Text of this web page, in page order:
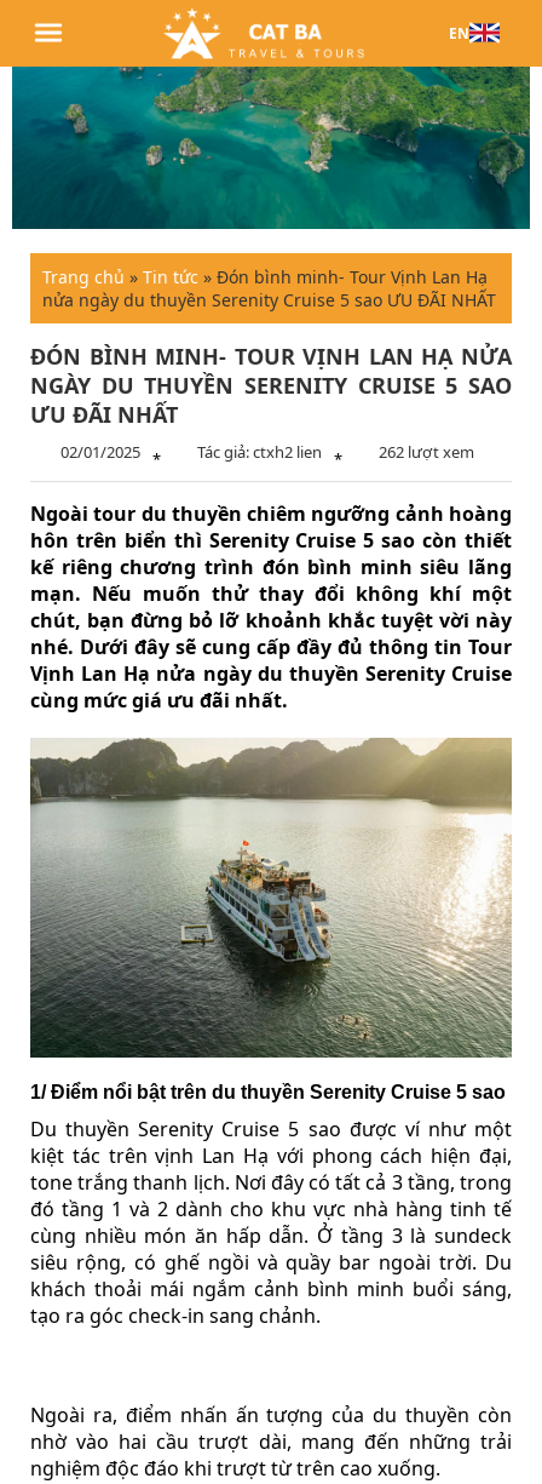
EN
Trang chủ » Tin tức » Đón bình minh- Tour Vịnh Lan Hạ
nửa ngày du thuyền Serenity Cruise 5 sao ƯU ĐÃI NHẤT
ĐÓN BÌNH MINH- TOUR VỊNH LAN HẠ NỬA
NGÀY DU THUYỀN SERENITY CRUISE 5 SAO
ƯU ĐÃI NHẤT
02/01/2025 * Tác giả: ctxh2 lien * 262 lượt xem
Ngoài tour du thuyền chiêm ngưỡng cảnh hoàng
hôn trên biển thì Serenity Cruise 5 sao còn thiết
kế riêng chương trình đón bình minh siêu lãng
mạn. Nếu muốn thử thay đổi không khí một
chút, bạn đừng bỏ lỡ khoảnh khắc tuyệt vời này
nhé. Dưới đây sẽ cung cấp đầy đủ thông tin Tour
Vịnh Lan Hạ nửa ngày du thuyền Serenity Cruise
cùng mức giá ưu đãi nhất.
1/ Điểm nổi bật trên du thuyền Serenity Cruise 5 sao
Du thuyền Serenity Cruise 5 sao được ví như một
kiệt tác trên vịnh Lan Hạ với phong cách hiện đại,
tone trắng thanh lịch. Nơi đây có tất cả 3 tầng, trong
đó tầng 1 và 2 dành cho khu vực nhà hàng tinh tế
cùng nhiều món ăn hấp dẫn. Ở tầng 3 là sundeck
siêu rộng, có ghế ngồi và quầy bar ngoài trời. Du
khách thoải mái ngắm cảnh bình minh buổi sáng,
tạo ra góc check-in sang chảnh.
Ngoài ra, điểm nhấn ấn tượng của du thuyền còn
nhờ vào hai cầu trượt dài, mang đến những trải
nghiệm độc đáo khi trượt từ trên cao xuống.